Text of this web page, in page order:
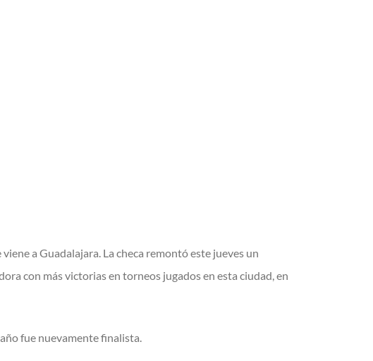
a Guadalajara. La checa remontó este jueves un
con más victorias en torneos jugados en esta ciudad, en
fue nuevamente finalista.